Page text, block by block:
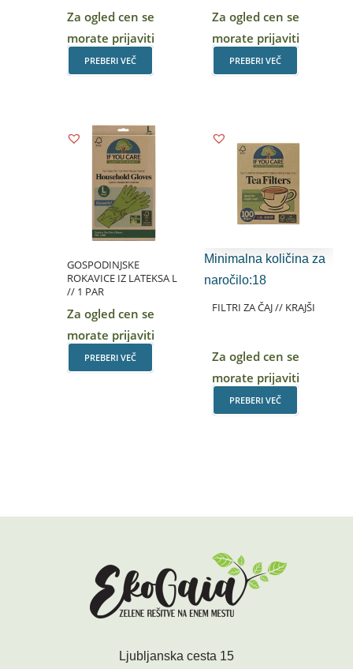
Za ogled cen se
morate prijaviti
PREBERI VEČ
Za ogled cen se
morate prijaviti
PREBERI VEČ
GOSPODINJSKE
ROKAVICE IZ LATEKSA L
// 1 PAR
Za ogled cen se
morate prijaviti
PREBERI VEČ
Minimalna količina za
naročilo:18
FILTRI ZA ČAJ // KRAJŠI
Za ogled cen se
morate prijaviti
PREBERI VEČ
Ljubljanska cesta 15